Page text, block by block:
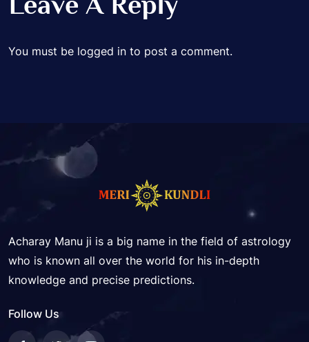
You must be logged in to post a comment.
Acharay Manu ji is a big name in the field of astrology
who is known all over the world for his in-depth
knowledge and precise predictions.
Follow Us